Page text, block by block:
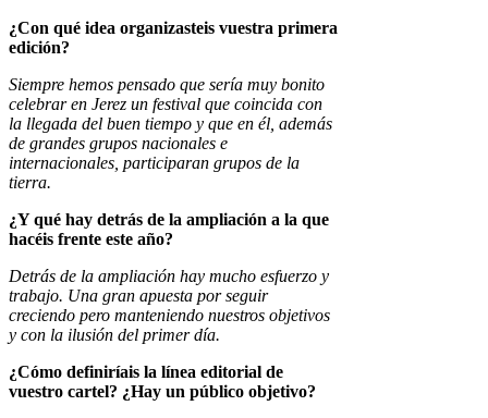
¿Con qué idea organizasteis vuestra primera
edición?
Siempre hemos pensado que sería muy bonito
celebrar en Jerez un festival que coincida con
la llegada del buen tiempo y que en él, además
de grandes grupos nacionales e
internacionales, participaran grupos de la
tierra.
¿Y qué hay detrás de la ampliación a la que
hacéis frente este año?
Detrás de la ampliación hay mucho esfuerzo y
trabajo. Una gran apuesta por seguir
creciendo pero manteniendo nuestros objetivos
y con la ilusión del primer día.
¿Cómo definiríais la línea editorial de
vuestro cartel? ¿Hay un público objetivo?